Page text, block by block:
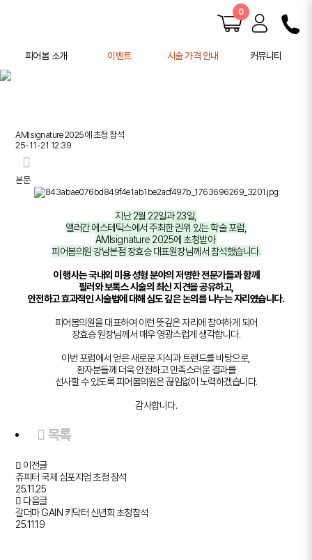
0
피어봄 소개 이벤트 시술 가격 안내 커뮤니티
AMIsignature 2025에 초청 참석
25-11-21 12:39
본문
지난 2월 22일과 23일,
앨러간 에스테틱스에서 주최한 권위 있는 학술 포럼,
AMIsignature 2025에 초청받아
피어봄의원 강남본점 장효승 대표원장님께서 참석했습니다.
이 행사는 국내외 미용 성형 분야의 저명한 전문가들과 함께
필러와 보톡스 시술의 최신 지견을 공유하고,
안전하고 효과적인 시술법에 대해 심도 깊은 논의를 나누는 자리였습니다.
피어봄의원을 대표하여 이런 뜻깊은 자리에 참여하게 되어
장효승 원장님께서 매우 영광스럽게 생각합니다.
이번 포럼에서 얻은 새로운 지식과 트렌드를 바탕으로,
환자분들께 더욱 안전하고 만족스러운 결과를
선사할 수 있도록 피어봄의원은 끊임없이 노력하겠습니다.
감사합니다.
목록
이전글
쥬피터 국제 심포지엄 초청 참석
25.11.25
다음글
갈더마 GAIN 키닥터 신년회 초청참석
25.11.19